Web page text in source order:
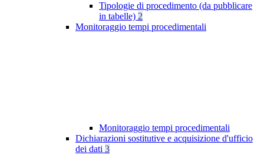
Tipologie di procedimento (da pubblicare
in tabelle) 2
Monitoraggio tempi procedimentali
Monitoraggio tempi procedimentali
Dichiarazioni sostitutive e acquisizione d'ufficio
dei dati 3